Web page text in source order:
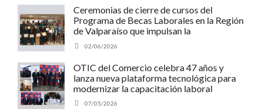
Ceremonias de cierre de cursos del
Programa de Becas Laborales en la Región
de Valparaíso que impulsan la
empleabilidad y el desarrollo regional.
02/06/2026
OTIC del Comercio celebra 47 años y
lanza nueva plataforma tecnológica para
modernizar la capacitación laboral
07/05/2026